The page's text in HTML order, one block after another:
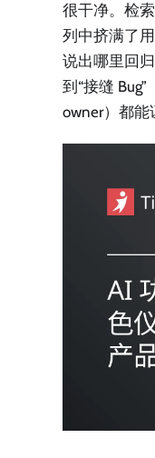
很干净。检
列中挤满了
说出哪里回
到“接缝
owner）都能